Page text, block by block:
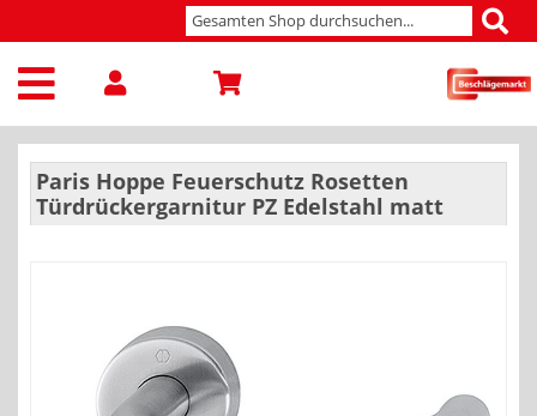
Paris Hoppe Feuerschutz Rosetten
Türdrückergarnitur PZ Edelstahl matt